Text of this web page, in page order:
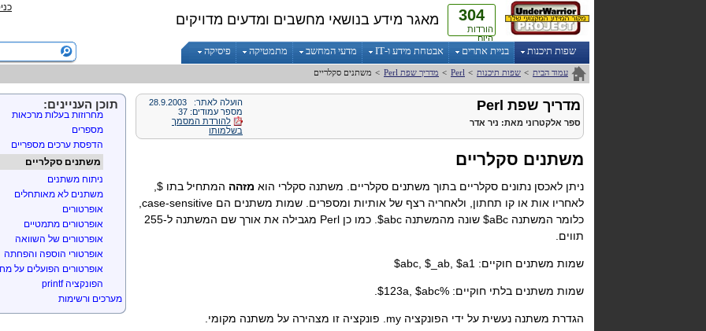
304
הורדות
היום
מאגר מידע בנושאי מחשבים ומדעים מדויקים
שפות תיכנות בניית אתרים אבטחת מידע ו-IT מדעי המחשב מתמטיקה פיסיקה
עמוד הבית > שפות תיכנות >
Perl
> מדריך שפת Perl
> משתנים סקלריים
הועלה לאתר: 28.9.2003
מספר עמודים: 37
להורדת המסמך
בשלמותו
מדריך שפת Perl
ספר אלקטרוני מאת: ניר אדר
משתנים סקלריים
ניתן לאכסן נתונים סקלריים בתוך משתנים סקלריים. משתנה סקלרי הוא מזהה המתחיל בתו $,
לאחריו אות או קו תחתון, ולאחריה רצף של אותיות ומספרים. שמות משתנים הם case-sensitive
כלומר המשתנה $aBc שונה מהמשתנה $abc . כמו כן Perl
מגבילה את אורך שם המשתנה ל-255
תווים.
שמות משתנים חוקיים: $abc, $_ab, $a1
שמות משתנים בלתי חוקיים: $123a, $abc%
הגדרת משתנה נעשית על ידי הפונקציה my . פונקציה זו מצהירה על משתנה מקומי.
תוכן העניינים:
ביטויים והצהרות
עבודה עם סקלרים
מחרוזות עם גרש בודד
הפונקציה print
מחרוזות בעלות מרכאות
מספרים
הדפסת ערכים מספריים
משתנים סקלריים
ניתוח משתנים
משתנים לא מאותחלים
אופרטורים
אופרטורים מתמטיים
אופרטורים של השוואה
אופרטורי הוספה והפחתה
אופרטורים הפועלים על
הפונקציה printf
מערכים ורשימות
משתנים מסוג מערך